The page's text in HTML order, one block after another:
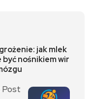
jak mlek
być nośnikiem wir
Post